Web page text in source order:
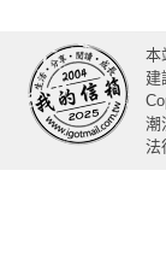
本
建
潮
法